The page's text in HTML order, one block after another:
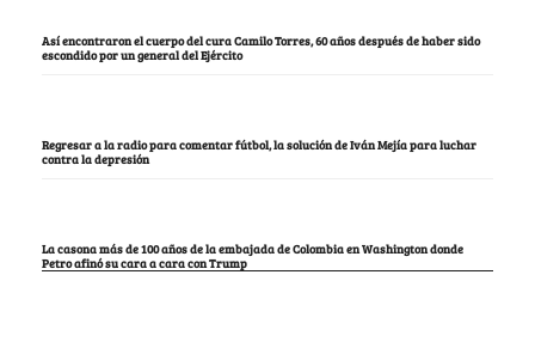
Así encontraron el cuerpo del cura Camilo Torres, 60 años después de haber sido
escondido por un general del Ejército
Regresar a la radio para comentar fútbol, la solución de Iván Mejía para luchar
contra la depresión
La casona más de 100 años de la embajada de Colombia en Washington donde
Petro afinó su cara a cara con Trump